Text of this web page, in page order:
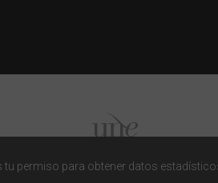
permiso para obtener datos